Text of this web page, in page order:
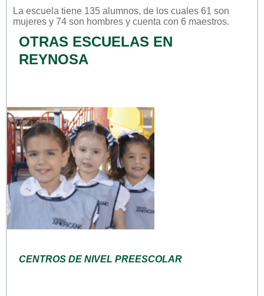
La escuela tiene 135 alumnos, de los cuales 61 son
mujeres y 74 son hombres y cuenta con 6 maestros.
OTRAS ESCUELAS EN
REYNOSA
CENTROS DE NIVEL PREESCOLAR